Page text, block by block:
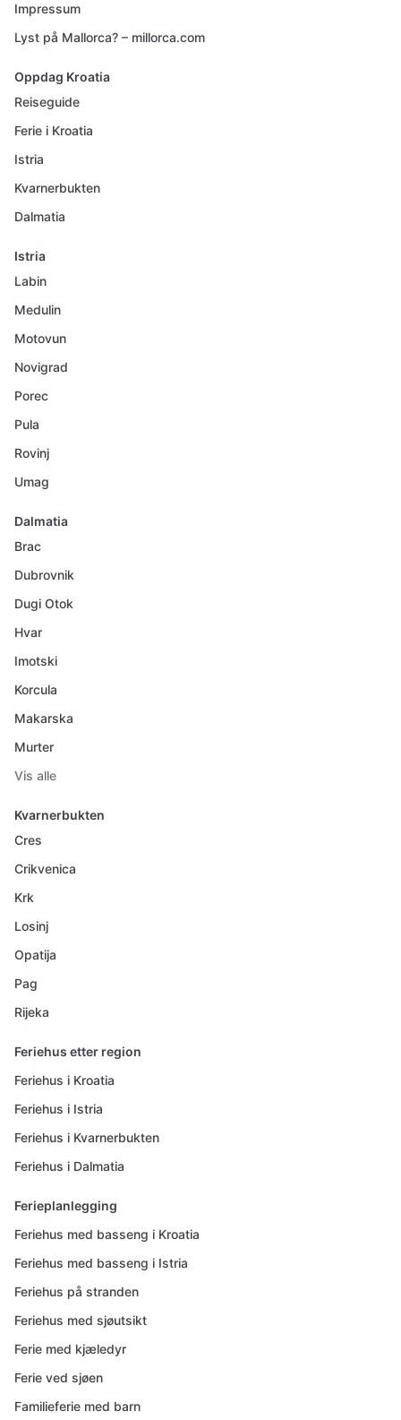
Impressum
Lyst på Mallorca? – millorca.com
Oppdag Kroatia
Reiseguide
Ferie i Kroatia
Istria
Kvarnerbukten
Dalmatia
Istria
Labin
Medulin
Motovun
Novigrad
Porec
Pula
Rovinj
Umag
Dalmatia
Brac
Dubrovnik
Dugi Otok
Hvar
Imotski
Korcula
Makarska
Murter
Vis alle
Kvarnerbukten
Cres
Crikvenica
Krk
Losinj
Opatija
Pag
Rijeka
Feriehus etter region
Feriehus i Kroatia
Feriehus i Istria
Feriehus i Kvarnerbukten
Feriehus i Dalmatia
Ferieplanlegging
Feriehus med basseng i Kroatia
Feriehus med basseng i Istria
Feriehus på stranden
Feriehus med sjøutsikt
Ferie med kjæledyr
Ferie ved sjøen
Familieferie med barn